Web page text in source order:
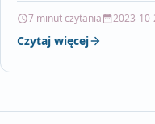
7 minut czytania 2023-
Czytaj więcej